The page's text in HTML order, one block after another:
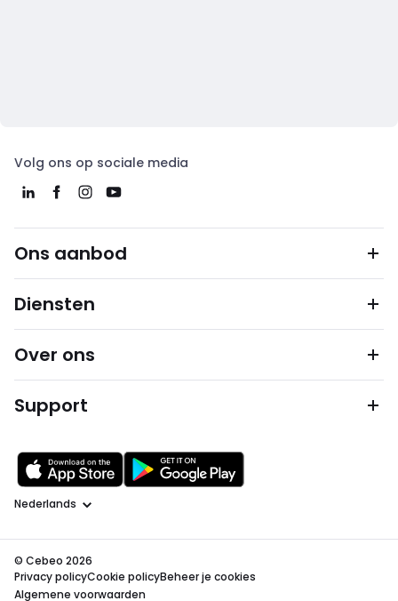
Volg ons op sociale media
Ons aanbod
Diensten
Over ons
Support
Taal
© Cebeo 2026
Privacy policyCookie policyBeheer je cookies
Algemene voorwaarden